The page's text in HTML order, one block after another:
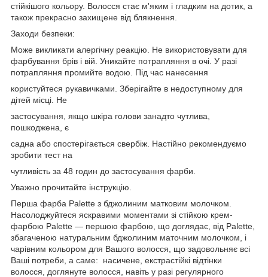
стійкішого кольору. Волосся стає м'яким і гладким на дотик, а
також прекрасно захищене від блякнення.
Заходи безпеки:
Може викликати алергічну реакцію. Не використовувати для
фарбування брів і вій. Уникайте потрапляння в очі. У разі
потрапляння промийте водою. Під час нанесення
користуйтеся рукавичками. Зберігайте в недоступному для
дітей місці. Не
застосування, якщо шкіра голови занадто чутлива,
пошкоджена, є
садна або спостерігається свербіж. Настійно рекомендуємо
зробити тест на
чутливість за 48 годин до застосування фарби.
Уважно прочитайте інструкцію.
Перша фарба Palette з бджолиним матковим молочком.
Насолоджуйтеся яскравими моментами зі стійкою крем-
фарбою Palette — першою фарбою, що доглядає, від Palette,
збагаченою натуральним бджолиним маточним молочком, і
чарівним кольором для Вашого волосся, що задовольняє всі
Ваші потреби, а саме: насичене, екстрастійкі відтінки
волосся, доглянуте волосся, навіть у разі регулярного